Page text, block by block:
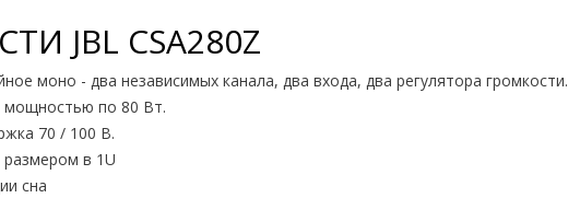
JBL CSA280Z
моно - два независимых канала, два входа, два регулятора громкости.
мощностью по 80 Вт.
70 / 100 В.
в 1U
сна